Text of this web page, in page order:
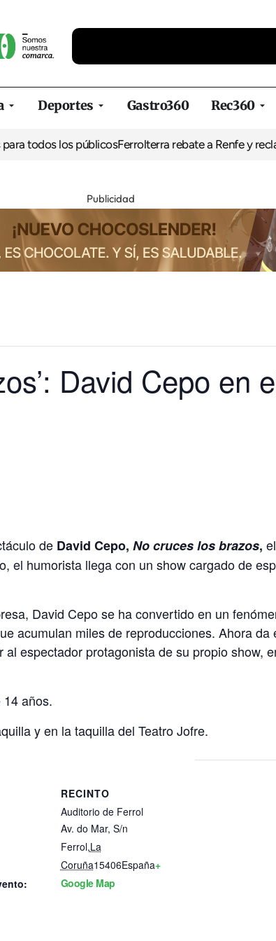
Deportes Gastro360 Rec360
todos los públicosFerrolterra rebate a Renfe y
Publicidad
David Cepo en
de David Cepo, No cruces los brazos,
el humorista llega con un show cargado de
David Cepo se ha convertido en un
acumulan miles de reproducciones. Ahora
espectador protagonista de su propio show,
años.
y en la taquilla del Teatro Jofre.
RECINTO
Auditorio de Ferrol
Av. do Mar, S/n
Ferrol,La
Coruña15406España+
Google Map